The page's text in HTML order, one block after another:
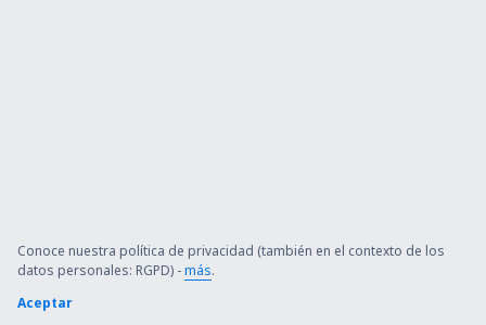
Conoce nuestra política de privacidad (también en el contexto de los
datos personales: RGPD) -más.
Aceptar